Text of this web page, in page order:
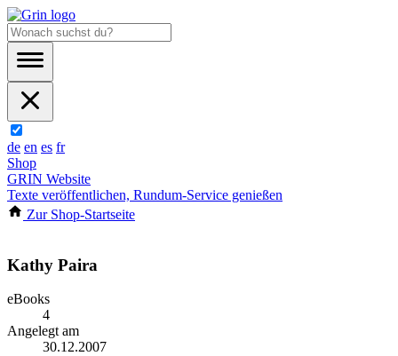
de en es fr
Shop
GRIN Website
Texte veröffentlichen, Rundum-Service genießen
Zur Shop-Startseite
Kathy Paira
eBooks
4
Angelegt am
30.12.2007